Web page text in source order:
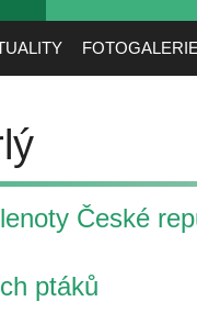
České
ptáků